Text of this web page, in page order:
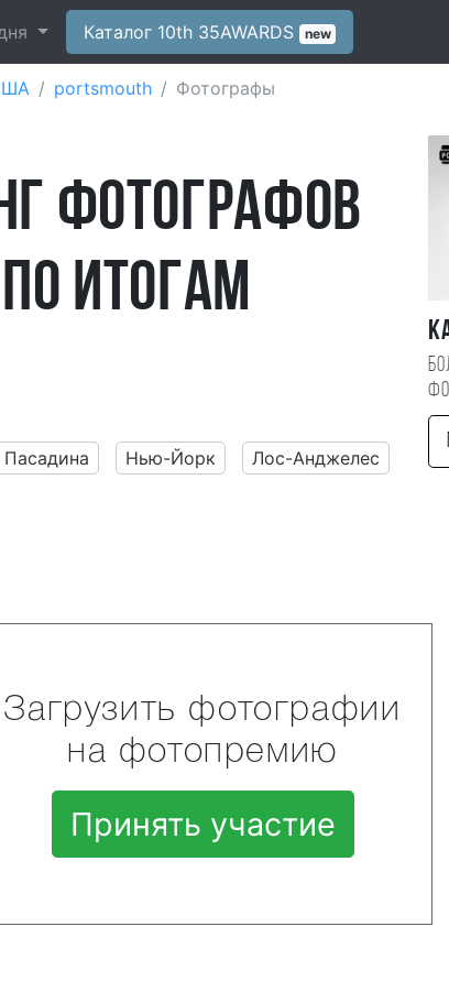
Каталог 10th 35AWARDS new
portsmouth Фотографы
фотографов
итогам
Пасадина Нью-Йорк
Лос-Анджелес
Загрузить фотографии
на фотопремию
Принять участие